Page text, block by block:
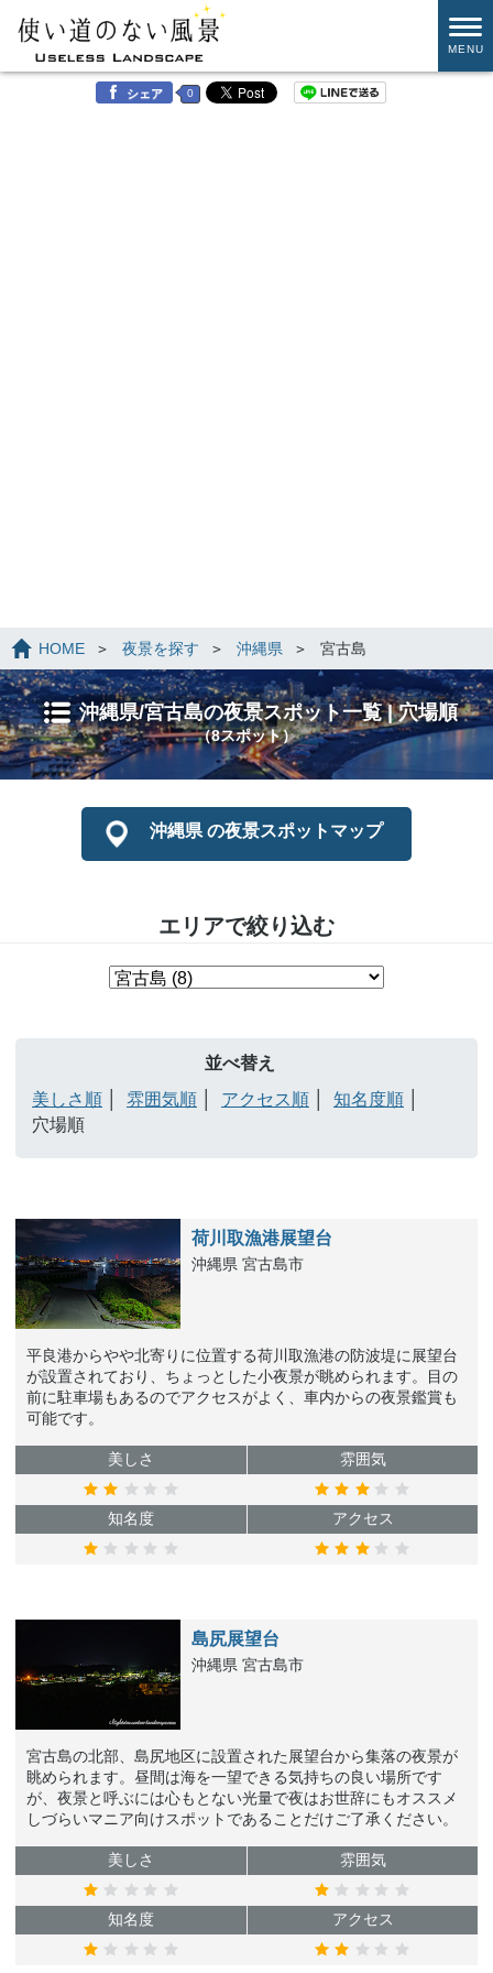
MENU
シェア 0
HOME 夜景を探す 沖縄県 宮古島
沖縄県/宮古島の夜景スポット一覧 | 穴場順
（8スポット）
沖縄県 の夜景スポットマップ
エリアで絞り込む
並べ替え
美しさ順
雰囲気順 アクセス順
知名度順
穴場順
荷川取漁港展望台
沖縄県 宮古島市
平良港からやや北寄りに位置する荷川取漁港の防波堤に展望台
が設置されており、ちょっとした小夜景が眺められます。目の
前に駐車場もあるのでアクセスがよく、車内からの夜景鑑賞も
可能です。
美しさ 雰囲気
知名度 アクセス
島尻展望台
沖縄県 宮古島市
宮古島の北部、島尻地区に設置された展望台から集落の夜景が
眺められます。昼間は海を一望できる気持ちの良い場所です
が、夜景と呼ぶには心もとない光量で夜はお世辞にもオススメ
しづらいマニア向けスポットであることだけご了承ください。
美しさ 雰囲気
知名度 アクセス